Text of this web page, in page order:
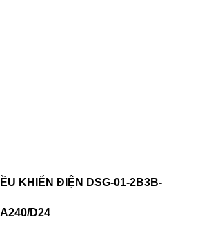
KHIỂN ĐIỆN DSG-01-2B3B-
D24